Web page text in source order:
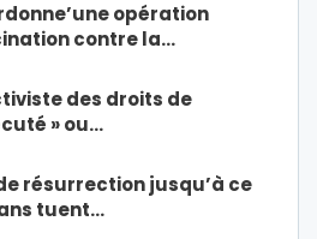
opération
contre la…
des droits de
» ou…
résurrection jusqu’à ce
tuent…